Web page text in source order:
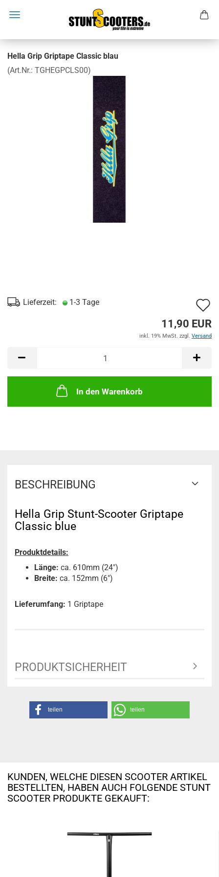
Hella Grip Griptape Classic blau
(Art.Nr.: TGHEGPCLS00)
Lieferzeit: 1-3 Tage
11,90 EUR
inkl. 19% MwSt. zzgl. Versand
In den Warenkorb
BESCHREIBUNG
Hella Grip Stunt-Scooter Griptape
Classic blue
Produktdetails:
Länge: ca. 610mm (24")
Breite: ca. 152mm (6")
Lieferumfang: 1 Griptape
PRODUKTSICHERHEIT
teilen teilen
KUNDEN, WELCHE DIESEN SCOOTER ARTIKEL
BESTELLTEN, HABEN AUCH FOLGENDE STUNT
SCOOTER PRODUKTE GEKAUFT: